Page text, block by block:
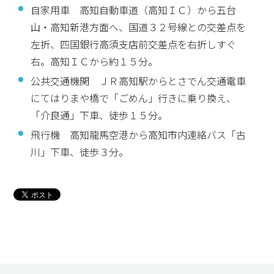
自家用車 高知自動車道（高知ＩＣ）から五台
山・高知新港方面へ、国道３２号線との交差点を
左折、四国銀行高須支店前交差点を右折しすぐ
右。高知ＩＣから約１５分。
公共交通機関 ＪＲ高知駅からとさでん交通電車
にてはりまや橋で「ごめん」行きに乗り換え、
「介良通」下車、徒歩１５分。
飛行機 高知龍馬空港から高知市内連絡バス「古
川」下車、徒歩３分。